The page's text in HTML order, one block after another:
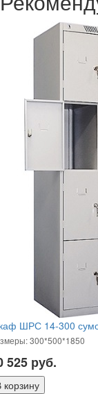
ШРС 14-300
300*500*1850
525 руб.